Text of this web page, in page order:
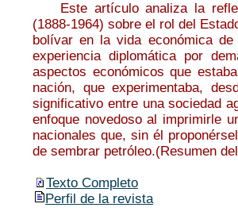
Este artículo analiza la
(1888-1964) sobre el rol del
bolívar en la vida económica
experiencia diplomática por
aspectos económicos que
nación, que experimentaba,
significativo entre una sociedad
enfoque novedoso al imprimirle
nacionales que, sin él
de sembrar petróleo.(Resumen
Texto Completo
Perfil de la revista